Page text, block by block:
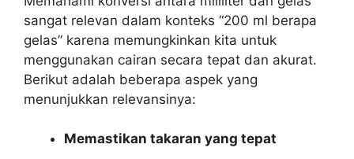
sangat relevan dalam konteks “200 ml berapa
gelas” karena memungkinkan kita untuk
menggunakan cairan secara tepat dan akurat.
Berikut adalah beberapa aspek yang
menunjukkan relevansinya:
Memastikan takaran yang tepat